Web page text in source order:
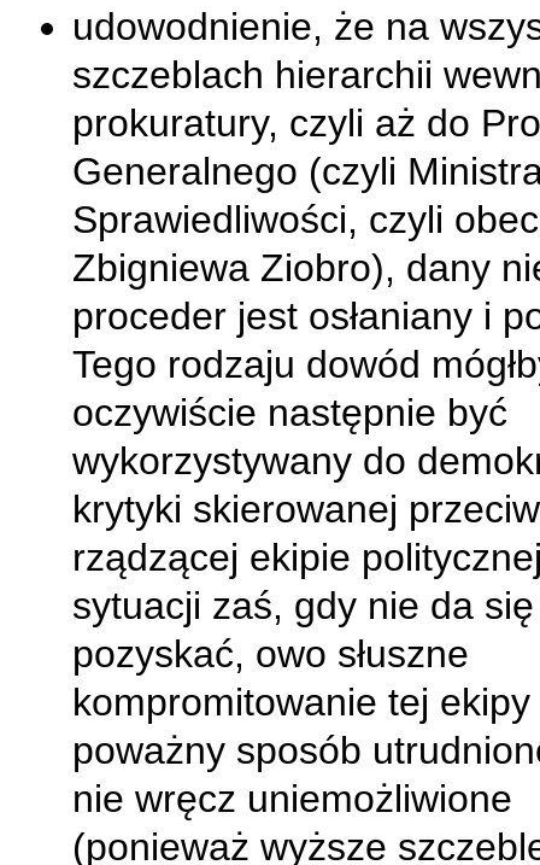
udowodnienie, że na
szczeblach hierarchii
prokuratury, czyli aż do
Generalnego (czyli
Sprawiedliwości, czyli
Zbigniewa Ziobro), dany
proceder jest osłaniany i
Tego rodzaju dowód
oczywiście następnie być
wykorzystywany do
krytyki skierowanej
rządzącej ekipie
sytuacji zaś, gdy nie da
pozyskać, owo słuszne
kompromitowanie tej
poważny sposób
nie wręcz uniemożliwione
(ponieważ wyższe